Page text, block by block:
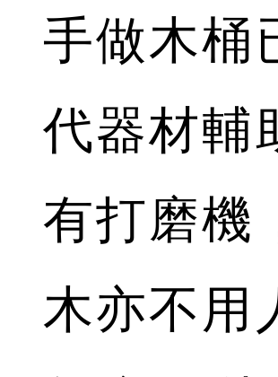
手做木桶
代器材輔
有打磨機
木亦不用